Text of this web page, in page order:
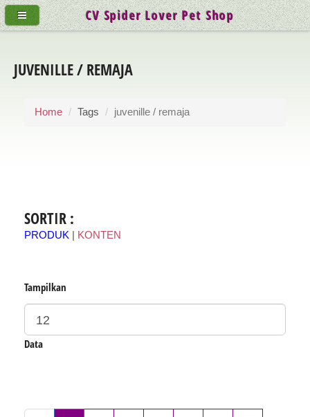
JUVENILLE / REMAJA
Home Tags juvenille / remaja
SORTIR :
PRODUK KONTEN
Tampilkan
Data
CV Spider Lover Pet Shop